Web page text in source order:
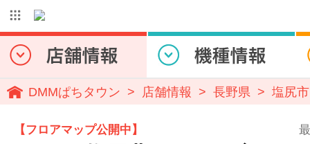
DMMぱちタウン 店舗情報 長野県 塩尻市
【フロアマップ公開中】